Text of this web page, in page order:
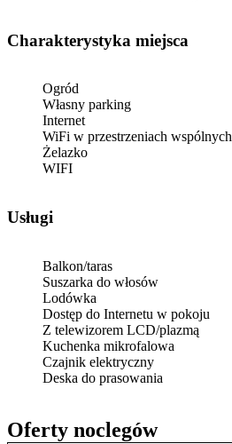
Oferty noclegów
Charakterystyka miejsca
Ogród
Własny parking
Internet
WiFi w przestrzeniach wspólnych
Żelazko
WIFI
Usługi
Balkon/taras
Suszarka do włosów
Lodówka
Dostęp do Internetu w pokoju
Z telewizorem LCD/plazmą
Kuchenka mikrofalowa
Czajnik elektryczny
Deska do prasowania